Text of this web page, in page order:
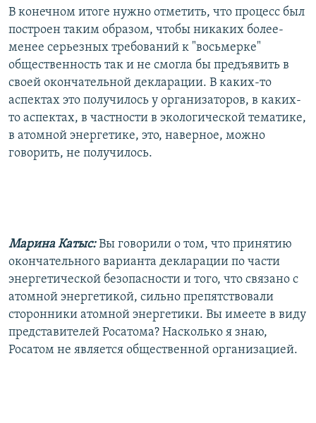
В конечном итоге нужно отметить, что процесс был
построен таким образом, чтобы никаких более-
менее серьезных требований к "восьмерке"
общественность так и не смогла бы предъявить в
своей окончательной декларации. В каких-то
аспектах это получилось у организаторов, в каких-
то аспектах, в частности в экологической тематике,
в атомной энергетике, это, наверное, можно
говорить, не получилось.
Марина Катыс: Вы говорили о том, что принятию
окончательного варианта декларации по части
энергетической безопасности и того, что связано с
атомной энергетикой, сильно препятствовали
сторонники атомной энергетики. Вы имеете в виду
представителей Росатома? Насколько я знаю,
Росатом не является общественной организацией.